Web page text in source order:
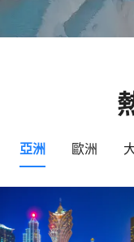
亞洲 歐洲